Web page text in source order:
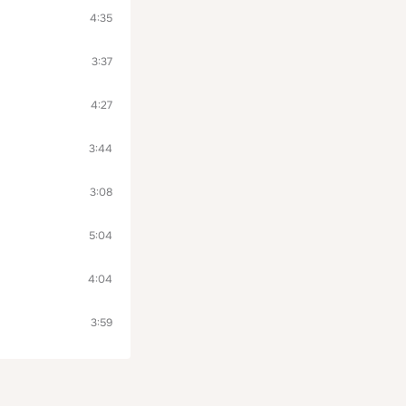
4:35
3:37
4:27
3:44
3:08
5:04
4:04
3:59